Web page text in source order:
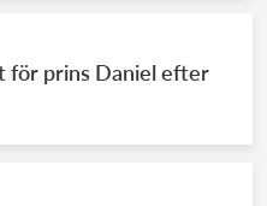
för prins Daniel efter